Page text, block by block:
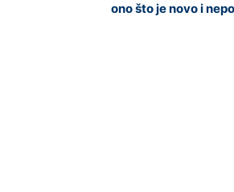
ono što je novo i